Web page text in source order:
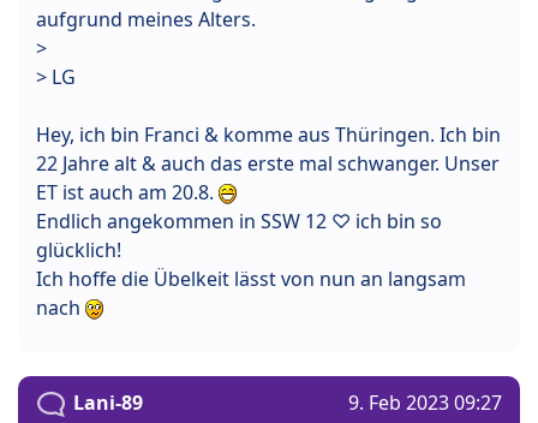
aufgrund meines Alters.
>
> LG
Hey, ich bin Franci & komme aus Thüringen. Ich bin
22 Jahre alt & auch das erste mal schwanger. Unser
ET ist auch am 20.8.
Endlich angekommen in SSW 12 ♡ ich bin so
glücklich!
Ich hoffe die Übelkeit lässt von nun an langsam
nach
Lani-89 9. Feb 2023 09:27